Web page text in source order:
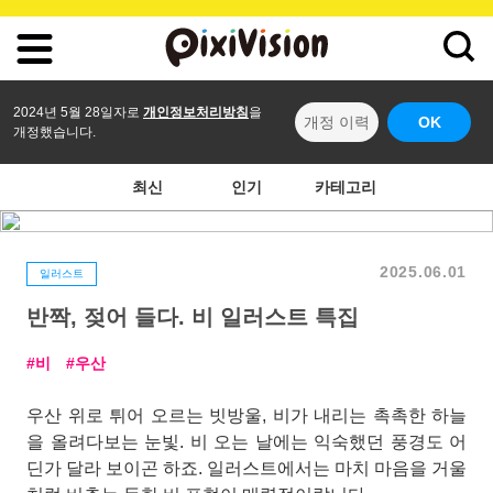
2024년 5월 28일자로 개인정보처리방침 을
개정했습니다.
개정 이력 OK
최신 인기 카테고리
일러스트 2025.06.01
반짝, 젖어 들다. 비 일러스트 특집
비 우산
우산 위로 튀어 오르는 빗방울, 비가 내리는 촉촉한 하늘
을 올려다보는 눈빛. 비 오는 날에는 익숙했던 풍경도 어
딘가 달라 보이곤 하죠. 일러스트에서는 마치 마음을 거울